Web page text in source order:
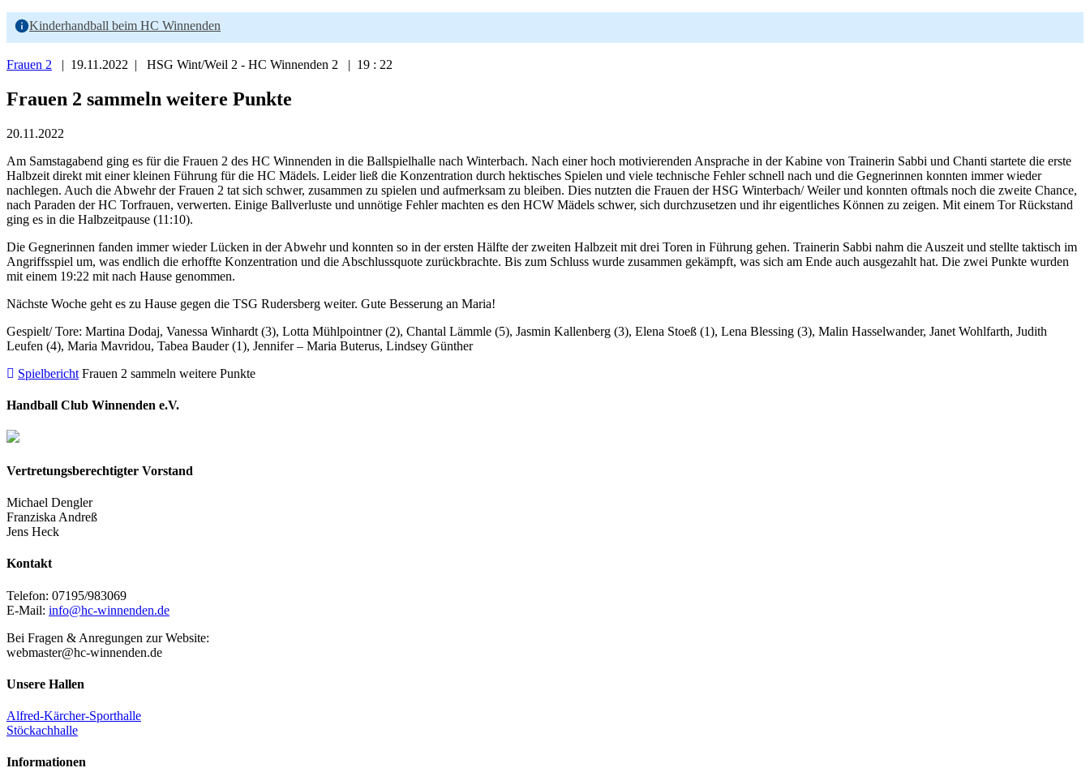
Kinderhandball beim HC Winnenden
Frauen 2 | 19.11.2022 | HSG Wint/Weil 2 - HC Winnenden 2 | 19 : 22
Frauen 2 sammeln weitere Punkte
20.11.2022
Am Samstagabend ging es für die Frauen 2 des HC Winnenden in die Ballspielhalle nach Winterbach. Nach einer hoch motivierenden Ansprache in der Kabine von Trainerin Sabbi und Chanti startete die erste
Halbzeit direkt mit einer kleinen Führung für die HC Mädels. Leider ließ die Konzentration durch hektisches Spielen und viele technische Fehler schnell nach und die Gegnerinnen konnten immer wieder
nachlegen. Auch die Abwehr der Frauen 2 tat sich schwer, zusammen zu spielen und aufmerksam zu bleiben. Dies nutzten die Frauen der HSG Winterbach/ Weiler und konnten oftmals noch die zweite Chance,
nach Paraden der HC Torfrauen, verwerten. Einige Ballverluste und unnötige Fehler machten es den HCW Mädels schwer, sich durchzusetzen und ihr eigentliches Können zu zeigen. Mit einem Tor Rückstand
ging es in die Halbzeitpause (11:10).
Die Gegnerinnen fanden immer wieder Lücken in der Abwehr und konnten so in der ersten Hälfte der zweiten Halbzeit mit drei Toren in Führung gehen. Trainerin Sabbi nahm die Auszeit und stellte taktisch im
Angriffsspiel um, was endlich die erhoffte Konzentration und die Abschlussquote zurückbrachte. Bis zum Schluss wurde zusammen gekämpft, was sich am Ende auch ausgezahlt hat. Die zwei Punkte wurden
mit einem 19:22 mit nach Hause genommen.
Nächste Woche geht es zu Hause gegen die TSG Rudersberg weiter. Gute Besserung an Maria!
Gespielt/ Tore: Martina Dodaj, Vanessa Winhardt (3), Lotta Mühlpointner (2), Chantal Lämmle (5), Jasmin Kallenberg (3), Elena Stoeß (1), Lena Blessing (3), Malin Hasselwander, Janet Wohlfarth, Judith
Leufen (4), Maria Mavridou, Tabea Bauder (1), Jennifer – Maria Buterus, Lindsey Günther
Spielbericht Frauen 2 sammeln weitere Punkte
Handball Club Winnenden e.V.
Vertretungsberechtigter Vorstand
Michael Dengler
Franziska Andreß
Jens Heck
Kontakt
Telefon: 07195/983069
E-Mail: info@hc-winnenden.de
Bei Fragen & Anregungen zur Website:
webmaster@hc-winnenden.de
Unsere Hallen
Alfred-Kärcher-Sporthalle
Stöckachhalle
Informationen